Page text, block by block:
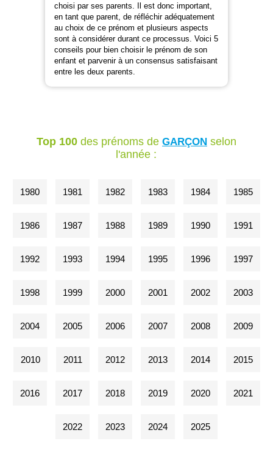
choisi par ses parents. Il est donc important,
en tant que parent, de réfléchir adéquatement
au choix de ce prénom et plusieurs aspects
sont à considérer durant ce processus. Voici 5
conseils pour bien choisir le prénom de son
enfant et parvenir à un consensus satisfaisant
entre les deux parents.
Top 100des prénoms de GARÇONselon
l'année :
1980 1981 1982 1983 1984 1985
1986 1987 1988 1989 1990 1991
1992 1993 1994 1995 1996 1997
1998 1999 2000 2001 2002 2003
2004 2005 2006 2007 2008 2009
2010 2011 2012 2013 2014 2015
2016 2017 2018 2019 2020 2021
2022 2023 2024 2025